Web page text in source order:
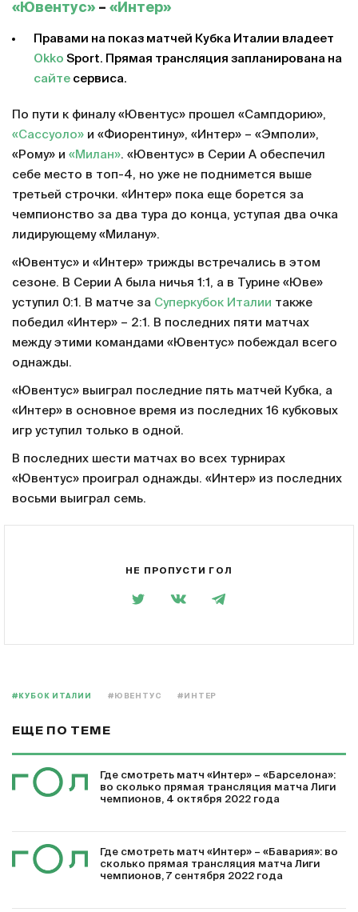
«Ювентус» – «Интер»
Правами на показ матчей Кубка Италии владеет
Okko Sport. Прямая трансляция запланирована на
сайте сервиса.
По пути к финалу «Ювентус» прошел «Сампдорию»,
«Сассуоло» и «Фиорентину», «Интер» – «Эмполи»,
«Рому» и «Милан». «Ювентус» в Серии А обеспечил
себе место в топ-4, но уже не поднимется выше
третьей строчки. «Интер» пока еще борется за
чемпионство за два тура до конца, уступая два очка
лидирующему «Милану».
«Ювентус» и «Интер» трижды встречались в этом
сезоне. В Серии А была ничья 1:1, а в Турине «Юве»
уступил 0:1. В матче за Суперкубок Италии также
победил «Интер» – 2:1. В последних пяти матчах
между этими командами «Ювентус» побеждал всего
однажды.
«Ювентус» выиграл последние пять матчей Кубка, а
«Интер» в основное время из последних 16 кубковых
игр уступил только в одной.
В последних шести матчах во всех турнирах
«Ювентус» проиграл однажды. «Интер» из последних
восьми выиграл семь.
НЕ ПРОПУСТИ ГОЛ
#КУБОК ИТАЛИИ #ЮВЕНТУС #ИНТЕР
ЕЩЕ ПО ТЕМЕ
Где смотреть матч «Интер» – «Барселона»:
во сколько прямая трансляция матча Лиги
чемпионов, 4 октября 2022 года
Где смотреть матч «Интер» – «Бавария»: во
сколько прямая трансляция матча Лиги
чемпионов, 7 сентября 2022 года